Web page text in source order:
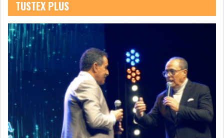
OFFICEPLAST CHERCHE DEUX
ADMINISTRATEURS...
L’ATB RENFORCE SON
ENGAGEMENT AUPRÈS DES...
TUSTEX PLUS